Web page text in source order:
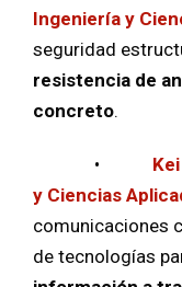
Ingeniería y
seguridad
resistencia de
concreto.
•
y Ciencias
comunicaciones
de tecnologías